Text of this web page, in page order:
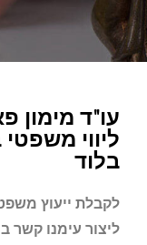
עו"ד מימון
ליווי
בלוד
לקבלת ייעוץ